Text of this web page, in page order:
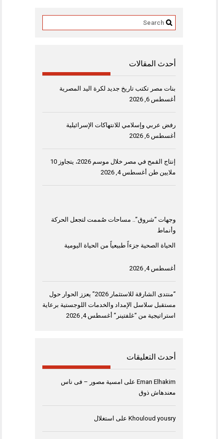
أحدث المقالات
بنات مصر تكتب تاريخ جديد لكرة اليد المصرية
أغسطس 6, 2026
رفض عربي وإسلامي للانتهاكات الإسرائيلية
أغسطس 6, 2026
إنتاج القمح في مصر خلال موسم 2026، يتجاوز 10
ملايين طن أغسطس 4, 2026
وجهات “شروق”.. مساحات صُممت لتجعل الحركة
وأنماط
الحياة الصحية جزءاً طبيعياً من الحياة اليومية
أغسطس 4, 2026
“منتدى الشارقة للاستثمار 2026” يعزز الحوار حول
مستقبل سلاسل الإمداد والخدمات اللوجستية برعاية
استراتيجية من “غلفتينر” أغسطس 4, 2026
أحدث التعليقات
Eman Elhakim على امسية مصور – فى ناس
معندهاش ذوق
Khouloud yousry على استغلال